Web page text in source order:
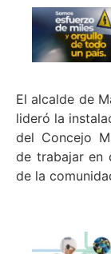
El alcalde de
lideró la
del Concejo
de trabajar en
de la